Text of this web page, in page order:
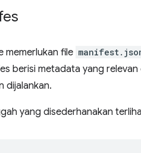
memerlukan file
berisi metadata yang
dijalankan.
yang disederhanakan